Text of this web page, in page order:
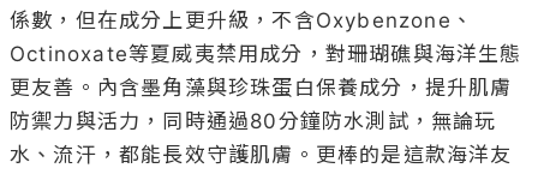
係數，但在成分上更升級，不含Oxybenzone、
Octinoxate等夏威夷禁用成分，對珊瑚礁與海洋生態
更友善。內含墨角藻與珍珠蛋白保養成分，提升肌膚
防禦力與活力，同時通過80分鐘防水測試，無論玩
水、流汗，都能長效守護肌膚。更棒的是這款海洋友